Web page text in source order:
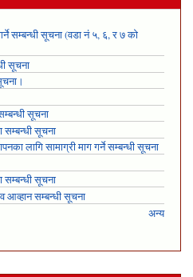
सम्बन्धी सूचना (वडा नं ५, ६, र ७ को
सूचना
सूचना
सूचना
लागि सामाग्री माग गर्ने सम्बन्धी सूचना
सूचना
आव्हान सम्बन्धी सूचना
अन्य